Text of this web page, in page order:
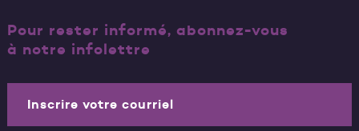
Pour rester informé, abonnez-vous
à notre infolettre